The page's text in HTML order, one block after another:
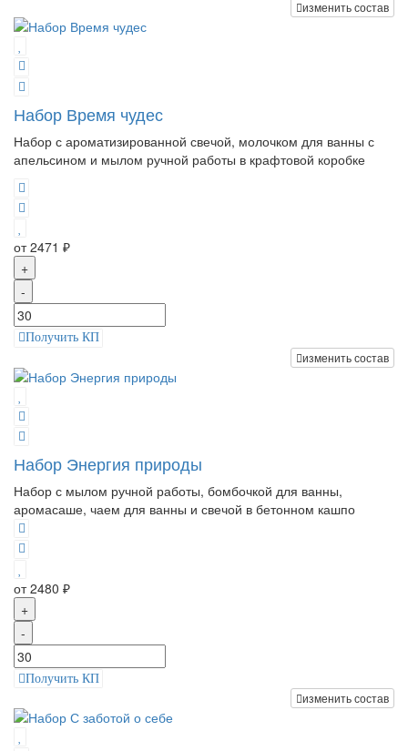
изменить состав
Набор Время чудес
Набор с ароматизированной свечой, молочком для ванны с
апельсином и мылом ручной работы в крафтовой коробке
от 2471 ₽
+
-
Получить КП
изменить состав
Набор Энергия природы
Набор с мылом ручной работы, бомбочкой для ванны,
аромасаше, чаем для ванны и свечой в бетонном кашпо
от 2480 ₽
+
-
Получить КП
изменить состав